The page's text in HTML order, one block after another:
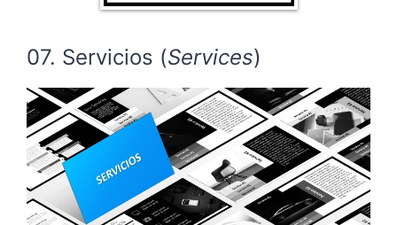
07. Servicios (Services)